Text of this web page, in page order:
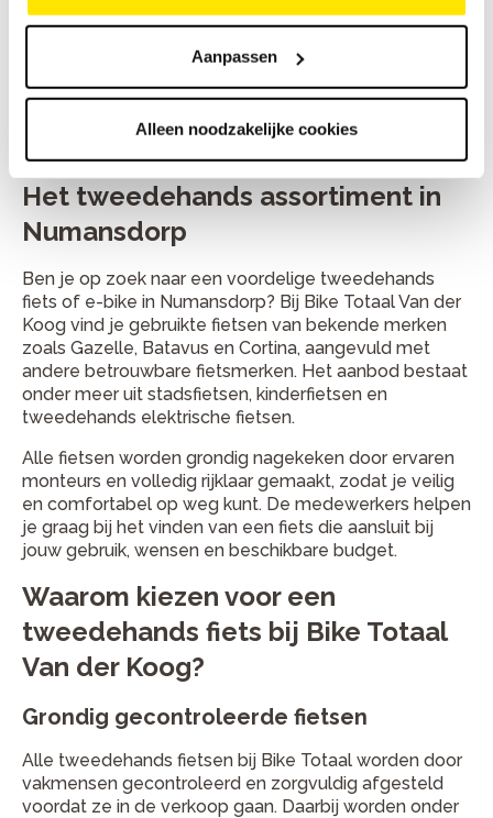
Aanpassen
Alleen noodzakelijke cookies
fietsers uit Numansdorp en omliggende plaatsen die
op zoek zijn naar een betrouwbare tweedehands fiets
of elektrische fiets. De winkel vormt een toegankelijk
aanspreekpunt voor dagelijks bezoek,
onderhoudswerkzaamheden of het ophalen van een
fiets, met de zekerheid van persoonlijke service en
Het tweedehands assortiment in
Numansdorp
Ben je op zoek naar een voordelige tweedehands
fiets of e-bike in Numansdorp? Bij Bike Totaal Van der
Koog vind je gebruikte fietsen van bekende merken
zoals Gazelle, Batavus en Cortina, aangevuld met
andere betrouwbare fietsmerken. Het aanbod bestaat
onder meer uit stadsfietsen, kinderfietsen en
tweedehands elektrische fietsen.
Alle fietsen worden grondig nagekeken door ervaren
monteurs en volledig rijklaar gemaakt, zodat je veilig
en comfortabel op weg kunt. De medewerkers helpen
je graag bij het vinden van een fiets die aansluit bij
jouw gebruik, wensen en beschikbare budget.
Waarom kiezen voor een
tweedehands fiets bij Bike Totaal
Van der Koog?
Grondig gecontroleerde fietsen
Alle tweedehands fietsen bij Bike Totaal worden door
vakmensen gecontroleerd en zorgvuldig afgesteld
voordat ze in de verkoop gaan. Daarbij worden onder